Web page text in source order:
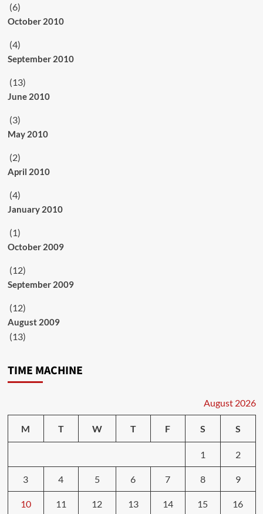
(6)
October 2010
(4)
September 2010
(13)
June 2010
(3)
May 2010
(2)
April 2010
(4)
January 2010
(1)
October 2009
(12)
September 2009
(12)
August 2009
(13)
TIME MACHINE
August 2026
M T W T F S S
1 2
3 4 5 6 7 8 9
10 11 12 13 14 15 16